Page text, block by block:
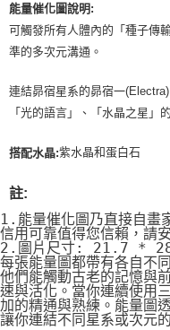
能量催化圖說明:
可觸發所有人體內的「種子傳
準的多次元溝通。
連結昴宿星系的昴宿一
「光的語言」、「水晶之星」
搭配水晶:紫水晶和蛋白石
註:
1.能量催化圖乃直接自畫
信用可靠值得您信賴，請
2.圖片尺寸: 21.7 * 28
每張能量圖都帶有各自不
他們能觸動古老的記憶與
速與活化。當你連續使用
加的精通與熟練。能量圖
讓你連結不同星系或次元